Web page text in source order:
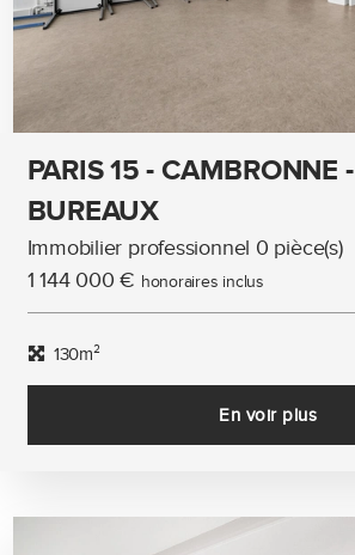
PARIS 15 - CAMBRONNE -
BUREAUX
Immobilier professionnel 0 pièce(s)
1 144 000 € honoraires inclus
130m²
En voir plus